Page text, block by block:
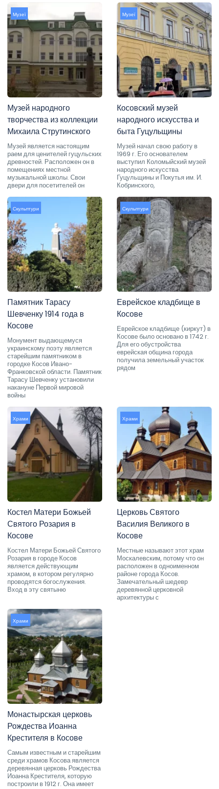
Музеї
Музей народного
творчества из коллекции
Михаила Струтинского
Музей является настоящим
раем для ценителей гуцульских
древностей. Расположен он в
помещениях местной
музыкальной школы. Свои
двери для посетителей он
Музеї
Косовский музей
народного искусства и
быта Гуцульщины
Музей начал свою работу в
1969 г. Его основателем
выступил Коломыйский музей
народного искусства
Гуцульщины и Покутья им. И.
Кобринского,
Скульптури
Памятник Тарасу
Шевченку 1914 года в
Косове
Монумент выдающемуся
украинскому поэту является
старейшим памятником в
городке Косов Ивано-
Франковской области. Памятник
Тарасу Шевченку установили
накануне Первой мировой
войны
Скульптури
Еврейское кладбище в
Косове
Еврейское кладбище (киркут) в
Косове было основано в 1742 г.
Для его обустройства
еврейская община города
получила земельный участок
рядом
Храми
Костел Матери Божьей
Святого Розария в
Косове
Костел Матери Божьей Святого
Розария в городе Косов
является действующим
храмом, в котором регулярно
проводятся богослужения.
Вход в эту святыню
Храми
Церковь Святого
Василия Великого в
Косове
Местные называют этот храм
Москалевским, потому что он
расположен в одноименном
районе города Косов.
Замечательный шедевр
деревянной церковной
архитектуры с
Храми
Монастырская церковь
Рождества Иоанна
Крестителя в Косове
Самым известным и старейшим
среди храмов Косова является
деревянная церковь Рождества
Иоанна Крестителя, которую
построили в 1912 г. Она имеет